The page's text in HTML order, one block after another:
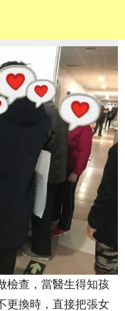
檢查，當醫生得知孩
更換時，直接把張女